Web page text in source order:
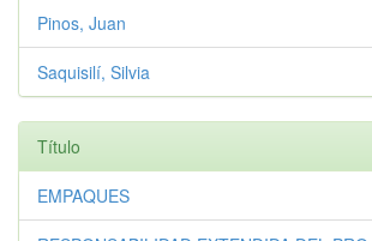
Pinos, Juan
Saquisilí, Silvia
Título
EMPAQUES